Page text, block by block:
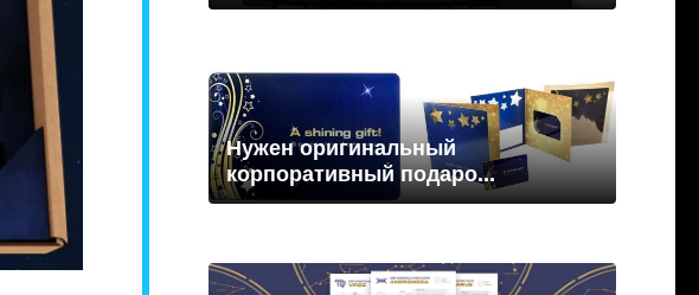
Нужен оригинальный
корпоративный подаро...